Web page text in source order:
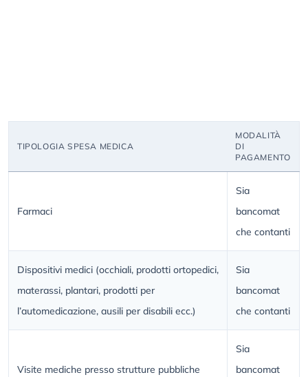
TIPOLOGIA SPESA MEDICA
MODALITÀ
DI
PAGAMENTO
Farmaci
Sia
bancomat
che contanti
Dispositivi medici (occhiali, prodotti ortopedici,
materassi, plantari, prodotti per
l’automedicazione, ausili per disabili ecc.)
Sia
bancomat
che contanti
Visite mediche presso strutture pubbliche
Sia
bancomat